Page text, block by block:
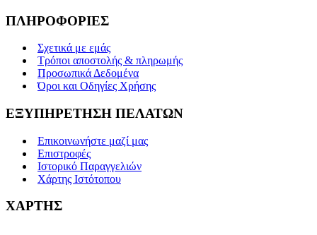
ΠΛΗΡΟΦΟΡΙΕΣ
Σχετικά με εμάς
Τρόποι αποστολής & πληρωμής
Προσωπικά Δεδομένα
Όροι και Οδηγίες Χρήσης
ΕΞΥΠΗΡΕΤΗΣΗ ΠΕΛΑΤΩΝ
Επικοινωνήστε μαζί μας
Επιστροφές
Ιστορικό Παραγγελιών
Χάρτης Ιστότοπου
ΧΑΡΤΗΣ